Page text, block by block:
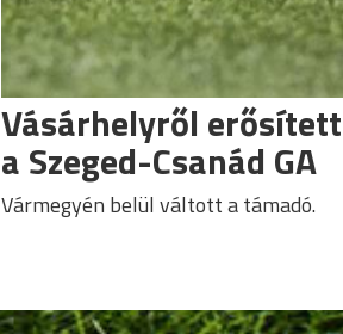
Vásárhelyről erősített
a Szeged-Csanád GA
Vármegyén belül váltott a támadó.